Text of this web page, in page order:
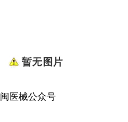
闽医械公众号